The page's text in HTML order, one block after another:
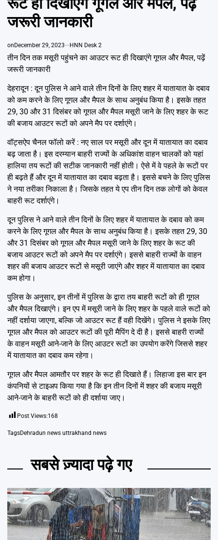
जरूरी जानकारी
on December 29, 2023 HNN Desk 2
तीन दिन तक मसूरी पहुंचने का आउटर रूट ही दिखाएंगे गूगल और मैपल, पढ़ें
जरूरी जानकारी
देहरादून : दून पुलिस ने आने वाले तीन दिनों के लिए शहर में यातायात के दबाव
को कम करने के लिए गूगल और मैपल के साथ अनुबंध किया है। इसके तहत
29, 30 और 31 दिसंबर को गूगल और मैपल मसूरी जाने के लिए शहर के रूट
की बजाय आउटर रूटों को अपने मैप पर दर्शाएंगे।
वॉट्सऐप चैनल फॉलो करें : नए साल पर मसूरी और दून में यातायात का दबाव
बढ़ जाता है। इस दरम्यान बाहरी राज्यों के अधिकांश वाहन चालकों को यहां
हालिया तय रूटों की सटीक जानकारी नहीं होती। ऐसे में वे पहले के रूटों पर
ही बढ़ते हैं और दून में यातायात का दबाव बढ़ता है। इससे बचने के लिए पुलिस
ने नया तरीका निकाला है। जिसके तहत ये एप तीन दिन तक लोगों को केवल
बाहरी रूट दर्शाएंगे।
दून पुलिस ने आने वाले तीन दिनों के लिए शहर में यातायात के दबाव को कम
करने के लिए गूगल और मैपल के साथ अनुबंध किया है। इसके तहत 29, 30
और 31 दिसंबर को गूगल और मैपल मसूरी जाने के लिए शहर के रूट की
बजाय आउटर रूटों को अपने मैप पर दर्शाएंगे। इससे बाहरी राज्यों के वाहन
शहर की बजाय आउटर रूटों से मसूरी जाएंगे और शहर में यातायात का दबाव
कम होगा।
पुलिस के अनुसार, इन तीनों में पुलिस के द्वारा तय बाहरी रूटों को ही गूगल
और मैपल दिखाएंगे। इन एप में मसूरी जाने के लिए शहर के पहले वाले रूटों को
नहीं दर्शाया जाएगा, बल्कि जो आउटर रूट हैं वही दिखेंगे। पुलिस ने इसके लिए
गूगल और मैपल को आउटर रूटों की पूरी मैपिंग दे दी है। इससे बाहरी राज्यों
के वाहन मसूरी आने-जाने के लिए आउटर रूटों का उपयोग करेंगे जिससे शहर
में यातायात का दबाव कम रहेगा।
गूगल और मैपल आमतौर पर शहर के रूट ही दिखाते हैं। लिहाजा इस बार इन
कंपनियों से टाइअप किया गया है कि इन तीन दिनों में शहर की बजाय मसूरी
आने-जाने के बाहरी रूटों को ही दर्शाया जाए।
Post Views:168
TagsDehradun news uttrakhand news
सबसे ज़्यादा पढ़े गए